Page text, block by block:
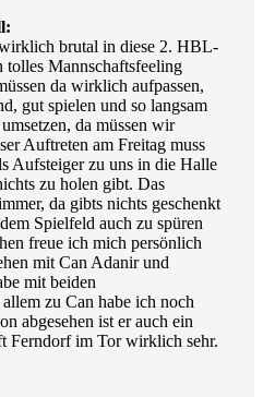
brutal in diese 2. HBL-
tolles Mannschaftsfeeling
da wirklich aufpassen,
gut spielen und so langsam
da müssen wir
Auftreten am Freitag muss
Aufsteiger zu uns in die Halle
zu holen gibt. Das
da gibts nichts geschenkt
Spielfeld auch zu spüren
freue ich mich persönlich
mit Can Adanir und
mit beiden
zu Can habe ich noch
abgesehen ist er auch ein
Ferndorf im Tor wirklich sehr.